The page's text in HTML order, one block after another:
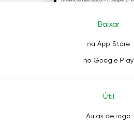
Baixar
na App Store
no Google Play
Útil
Aulas de ioga